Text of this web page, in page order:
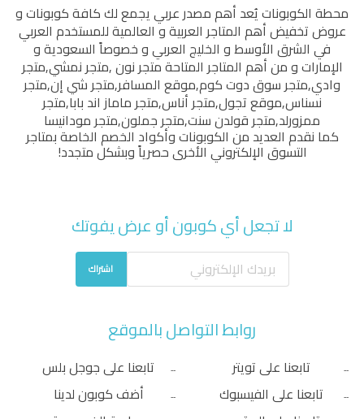
محطة الكوبوناتيُعد أهم مصدر عربي يجمع لك كافة كوبونات و
عروض تخفيض أهم المتاجر العربية و العالمية للمستخدم العربي
في الشرق الأوسط و الخليج العربي و خصوصاً السعودية و
الإمارات و من أهم المتاجر المتاحةمتجر نون,متجر نمشي,متجر
وادي,متجر سوق دوت كوم,موقع المسافر,متجر شي إن,متجر
نسناس,موقع تجول,متجر أناس,متجر ماماز اند بابا,متجر
ممزورلد,متجر قولدن سنت,متجر جملون,متجر مودانيسا
كما نقدم العديد من الكوبونات وأكواد الخصم الخاصة بمتاجر
التسوق الإلكتروني الأخرى حصرياً وبشكل متجدد!
لا تجعل أي كوبون أو عرض يفوتك
اشتراك
روابط التواصل بالموقع
تابعنا على تويتر
تابعنا على الفيسبوك
تابعنا على جوجل بلس
أضف كوبون لدينا